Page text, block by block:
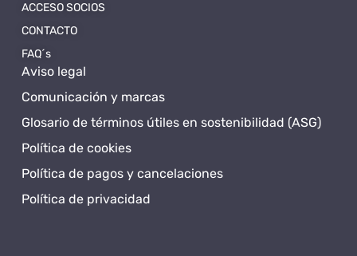
Aviso legal
Comunicación y marcas
Glosario de términos útiles en sostenibilidad (ASG)
Política de cookies
Política de pagos y cancelaciones
Política de privacidad
ACCESO SOCIOS
CONTACTO
FAQ´s